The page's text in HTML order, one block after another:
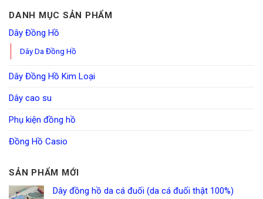
DANH MỤC SẢN PHẨM
Dây Đồng Hồ
Dây Da Đồng Hồ
Dây Đồng Hồ Kim Loại
Dây cao su
Phụ kiện đồng hồ
Đồng Hồ Casio
SẢN PHẨM MỚI
Dây đồng hồ da cá đuối (da cá đuối thật 100%)